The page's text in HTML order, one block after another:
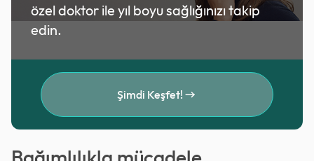
özel doktor ile yıl boyu sağlığınızı takip
edin.
Şimdi Keşfet!